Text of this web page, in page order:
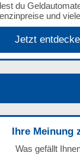
du
und
Jetzt
Ihre Meinung
Was gefällt